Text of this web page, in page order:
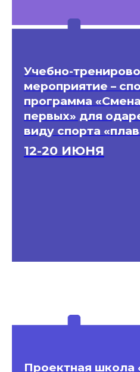
Учебно-
мероприятие –
программа
первых» для
виду спорта
12-20 ИЮНЯ
Проектная